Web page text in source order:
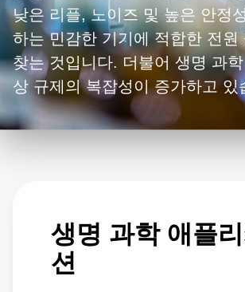
낮은 리플, 노이즈 및 높은 안정
하는 민감한 기기에 적합한 전원
찾는 것입니다. 더불어 생명 과
상 규제의 복잡성이 증가하고 있
Advanced Energy의 전원 공급
시스템 전자 장치가 진동과 air
즈 시스템에 이상적인 전원 플랫
생명 과학 애플
션